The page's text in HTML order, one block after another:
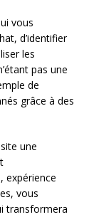
vous
d’identifier
les
pas une
de
grâce à des
une
expérience
vous
transformera